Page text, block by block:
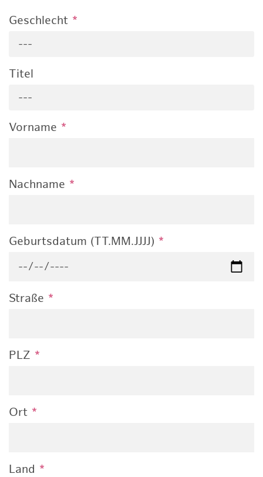
Geschlecht *
---
Titel
---
Vorname *
Nachname *
Geburtsdatum (TT.MM.JJJJ) *
Straße *
PLZ *
Ort *
Land *